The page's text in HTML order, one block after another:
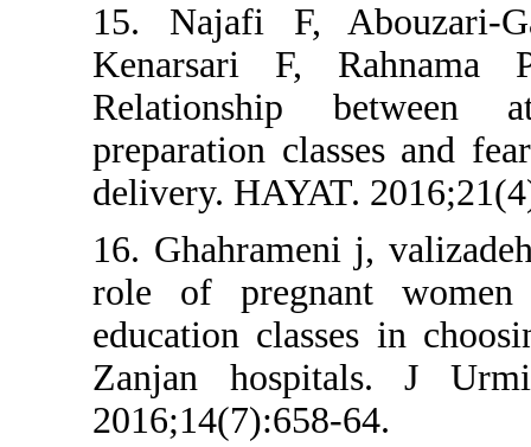
15. Najafi F,
Kenarsari
preparation
delivery.
16.
role of
education
Zanjan